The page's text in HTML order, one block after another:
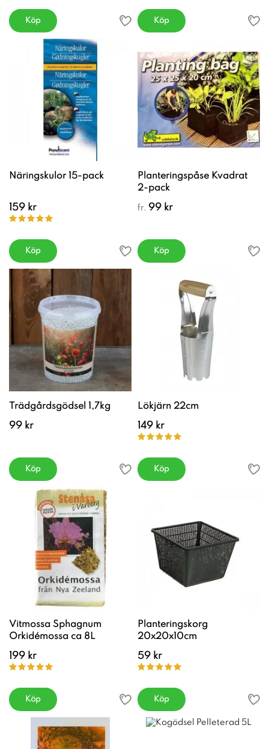
Köp Köp
Näringskulor 15-pack
159 kr
Köp
Planteringspåse Kvadrat
2-pack
fr. 99 kr
Köp
Trädgårdsgödsel 1,7kg
99 kr
Köp
Lökjärn 22cm
149 kr
Köp
Vitmossa Sphagnum
Orkidémossa ca 8L
199 kr
Köp
Planteringskorg
20x20x10cm
59 kr
Köp